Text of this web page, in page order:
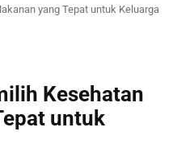
yang Tepat untuk Keluarga
Kesehatan
untuk